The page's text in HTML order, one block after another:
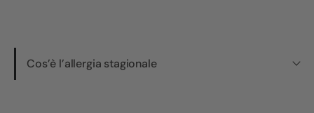
Cos’è l’allergia stagionale